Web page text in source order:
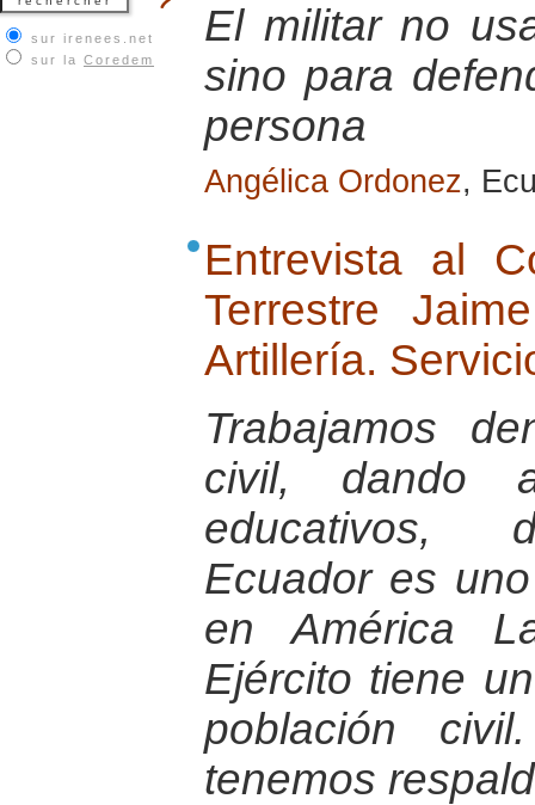
sur irenees.net
sur la Coredem
El militar no
sino para
persona
Angélica Ordonez,
Entrevista al
Terrestre
Artillería.
Trabajamos
civil, dando
educativos,
Ecuador es
en América
Ejército tiene
población
tenemos